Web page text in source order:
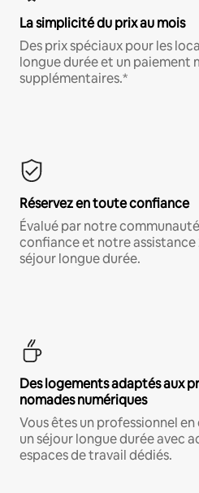
La simplicité du prix au mois
Des prix spéciaux pour les
longue durée et un paiement
supplémentaires.*
Réservez en toute confiance
Évalué par notre
confiance et notre
séjour longue durée.
Des logements adaptés aux
nomades numériques
Vous êtes un professionnel
un séjour longue durée avec
espaces de travail dédiés.